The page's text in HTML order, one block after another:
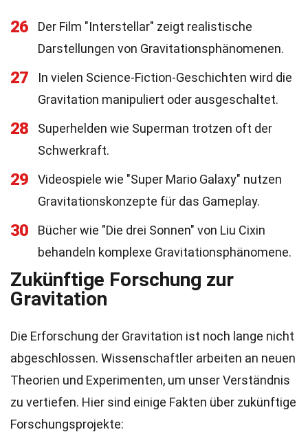
26
Der Film "Interstellar" zeigt realistische
Darstellungen von Gravitationsphänomenen.
27
In vielen Science-Fiction-Geschichten wird die
Gravitation manipuliert oder ausgeschaltet.
28
Superhelden wie Superman trotzen oft der
Schwerkraft.
29
Videospiele wie "Super Mario Galaxy" nutzen
Gravitationskonzepte für das Gameplay.
30
Bücher wie "Die drei Sonnen" von Liu Cixin
behandeln komplexe Gravitationsphänomene.
Zukünftige Forschung zur
Gravitation
Die Erforschung der Gravitation ist noch lange nicht
abgeschlossen. Wissenschaftler arbeiten an neuen
Theorien und Experimenten, um unser Verständnis
zu vertiefen. Hier sind einige Fakten über zukünftige
Forschungsprojekte: